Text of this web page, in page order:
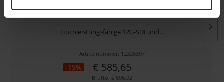
Blackmagic Design DeckLink 8K Pro G2
Hochleistungsfähige 12G-SDI und...
Artikelnummer: 12326397
-15% € 585,65
Brutto: € 696,92